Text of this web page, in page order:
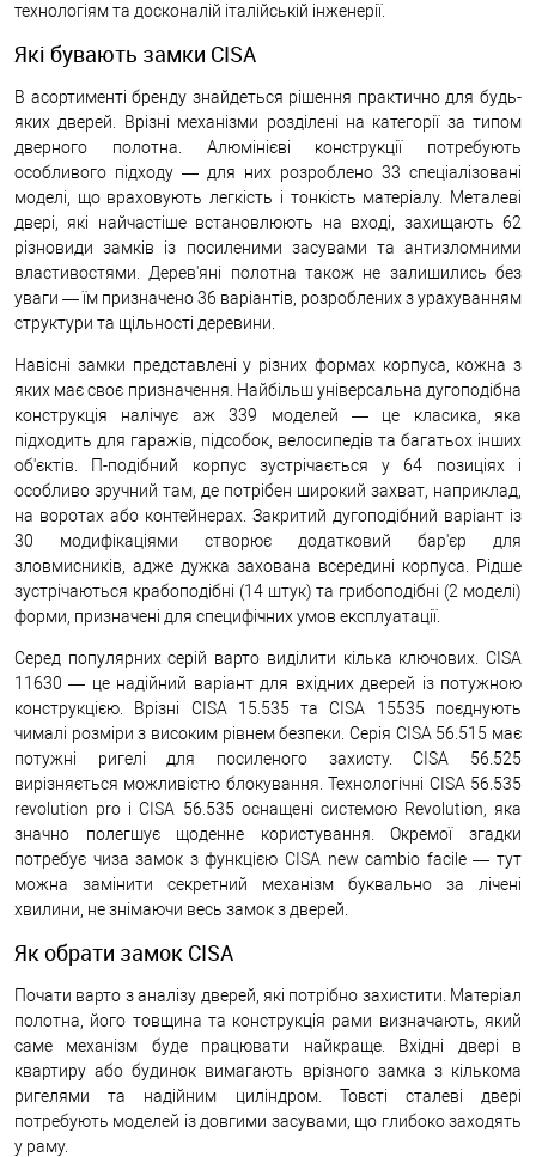
технологіям та досконалій італійській інженерії.
Які бувають замки CISA
В асортименті бренду знайдеться рішення практично для будь-
яких дверей. Врізні механізми розділені на категорії за типом
дверного полотна. Алюмінієві конструкції потребують
особливого підходу — для них розроблено 33 спеціалізовані
моделі, що враховують легкість і тонкість матеріалу. Металеві
двері, які найчастіше встановлюють на вході, захищають 62
різновиди замків із посиленими засувами та антизломними
властивостями. Дерев'яні полотна також не залишились без
уваги — їм призначено 36 варіантів, розроблених з урахуванням
структури та щільності деревини.
Навісні замки представлені у різних формах корпуса, кожна з
яких має своє призначення. Найбільш універсальна дугоподібна
конструкція налічує аж 339 моделей — це класика, яка
підходить для гаражів, підсобок, велосипедів та багатьох інших
об'єктів. П-подібний корпус зустрічається у 64 позиціях і
особливо зручний там, де потрібен широкий захват, наприклад,
на воротах або контейнерах. Закритий дугоподібний варіант із
30 модифікаціями створює додатковий бар'єр для
зловмисників, адже дужка захована всередині корпуса. Рідше
зустрічаються крабоподібні (14 штук) та грибоподібні (2 моделі)
форми, призначені для специфічних умов експлуатації.
Серед популярних серій варто виділити кілька ключових. CISA
11630 — це надійний варіант для вхідних дверей із потужною
конструкцією. Врізні CISA 15.535 та CISA 15535 поєднують
чималі розміри з високим рівнем безпеки. Серія CISA 56.515 має
потужні ригелі для посиленого захисту. CISA 56.525
вирізняється можливістю блокування. Технологічні CISA 56.535
revolution pro і CISA 56.535 оснащені системою Revolution, яка
значно полегшує щоденне користування. Окремої згадки
потребує чиза замок з функцією CISA new cambio facile — тут
можна замінити секретний механізм буквально за лічені
хвилини, не знімаючи весь замок з дверей.
Як обрати замок CISA
Почати варто з аналізу дверей, які потрібно захистити. Матеріал
полотна, його товщина та конструкція рами визначають, який
саме механізм буде працювати найкраще. Вхідні двері в
квартиру або будинок вимагають врізного замка з кількома
ригелями та надійним циліндром. Товсті сталеві двері
потребують моделей із довгими засувами, що глибоко заходять
у раму.